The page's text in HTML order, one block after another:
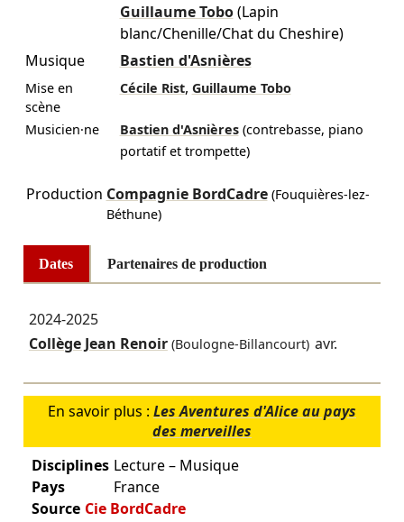
Guillaume Tobo (Lapin
blanc/Chenille/Chat du Cheshire)
Musique
Bastien d'Asnières
Mise en
scène
Cécile Rist, Guillaume Tobo
Musicien·ne Bastien d'Asnières (contrebasse, piano
portatif et trompette)
Production Compagnie BordCadre(Fouquières-lez-
Béthune)
Dates Partenaires de production
2024-2025
Collège Jean Renoir(Boulogne-Billancourt) avr.
En savoir plus : Les Aventures d'Alice au pays
des merveilles
Disciplines Lecture – Musique
Pays
France
Source Cie BordCadre